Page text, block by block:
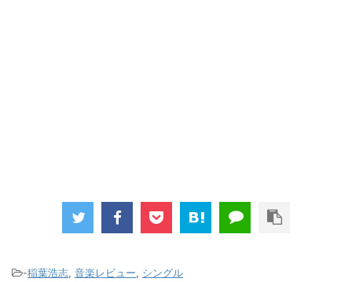
-稲葉浩志, 音楽レビュー, シングル